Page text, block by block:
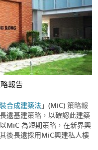
報告
合成建築法」(MiC) 策略報
遠基建策略，以確認此建築
MiC 為短期策略，在新界興
後長遠採用MiC興建私人樓